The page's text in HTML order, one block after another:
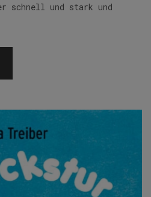
schnell und stark und